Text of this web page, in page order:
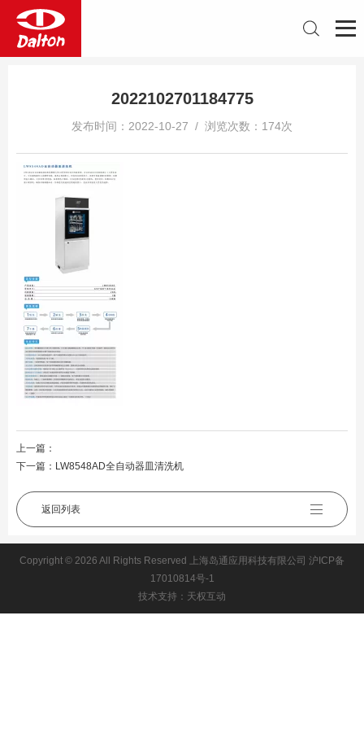
2022102701184775
发布时间：2022-10-27 / 浏览次数：174次
上一篇：
下一篇： LW8548AD全自动器皿清洗机
返回列表
Copyright © 2026 All Rights Reserved 上海岛通应用科技有限公司 沪ICP备
17010814号-1
技术支持：天权互动